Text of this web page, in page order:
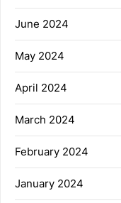
June 2024
May 2024
April 2024
March 2024
February 2024
January 2024